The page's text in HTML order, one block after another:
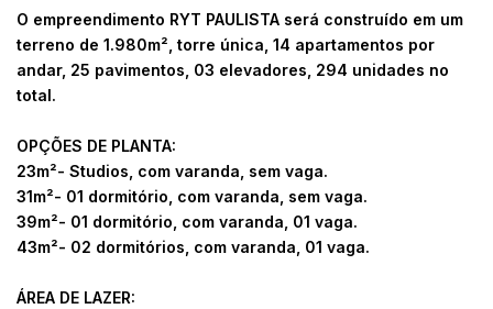
O empreendimento RYT PAULISTA será construído em um
terreno de 1.980m², torre única, 14 apartamentos por
andar, 25 pavimentos, 03 elevadores, 294 unidades no
total.
OPÇÕES DE PLANTA:
23m²- Studios, com varanda, sem vaga.
31m²- 01 dormitório, com varanda, sem vaga.
39m²- 01 dormitório, com varanda, 01 vaga.
43m²- 02 dormitórios, com varanda, 01 vaga.
ÁREA DE LAZER: